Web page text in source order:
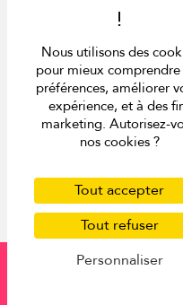
à partir de
USD $ fr Français
Copyright © 2026 Phuket
France au 01 78 90 04 96
Politique de confidentialité
Nous utilisons des
pour mieux comprendre
préférences, améliorer
expérience, et à des
marketing. Autorisez-
nos cookies ?
Tout accepter
Tout refuser
Personnaliser